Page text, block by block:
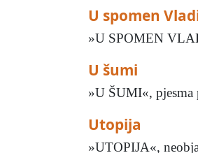
U spomen
»U SPOMEN
U šumi
»U ŠUMI«,
Utopija
»UTOPIJA«,